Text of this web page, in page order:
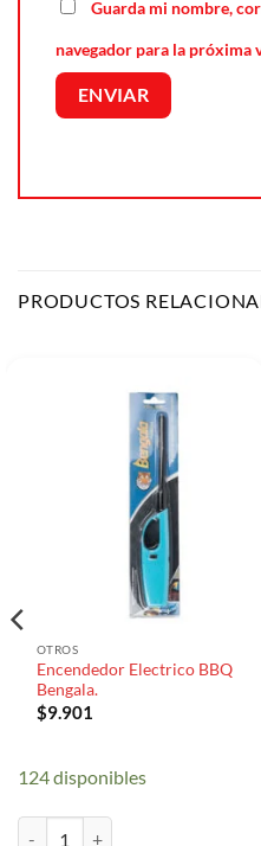
Guarda mi nombre,
navegador para la próxima
PRODUCTOS
OTROS
Encendedor Electrico BBQ
Bengala.
$9.901
124 disponibles